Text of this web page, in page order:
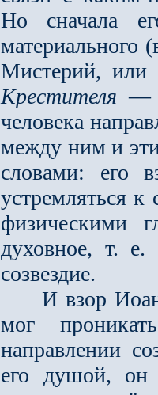
Но сначала
материального
Мистерий, или
Крестителя —
человека
между ним и
словами: его
устремляться к
физическими
духовное, т.
созвездие.
И взор
мог
направлении
его душой, он